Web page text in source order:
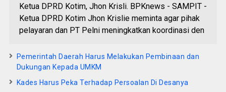
Ketua DPRD Kotim, Jhon Krisli. BPKnews - SAMPIT -
Ketua DPRD Kotim Jhon Krislie meminta agar pihak
pelayaran dan PT Pelni meningkatkan koordinasi den
Pemerintah Daerah Harus Melakukan Pembinaan dan
Dukungan Kepada UMKM
Kades Harus Peka Terhadap Persoalan Di Desanya